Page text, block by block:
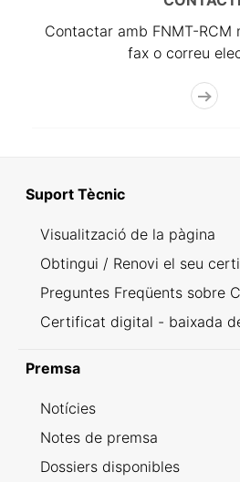
Contactar amb FNMT-RCM
fax o correu
Suport Tècnic
Visualització de la pàgina
Obtingui / Renovi el seu
Preguntes Freqüents sobre
Certificat digital - baixada
Premsa
Notícies
Notes de premsa
Dossiers disponibles